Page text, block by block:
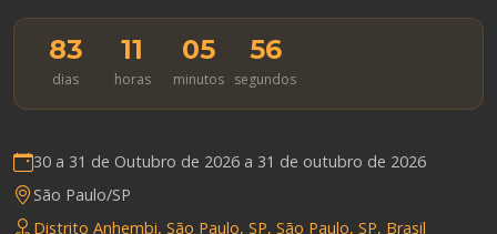
83
dias
11
horas
05
minutos
55
segundos
30 a 31 de Outubro de 2026 a 31 de outubro de 2026
São Paulo/SP
Distrito Anhembi, São Paulo, SP, São Paulo, SP, Brasil